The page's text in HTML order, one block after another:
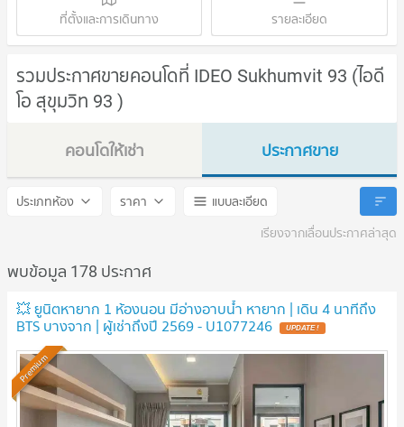
ที่ตั้งและการเดินทาง รายละเอียด
รวมประกาศขายคอนโดที่ IDEO Sukhumvit 93 (ไอดี
โอ สุขุมวิท 93 )
คอนโดให้เช่า
IDEO Sukhumvit 93
ประกาศขาย
IDEO Sukhumvit 93
ประเภทห้อง ราคา
แบบละเอียด
เรียงจากเลื่อนประกาศล่าสุด
พบข้อมูล 178 ประกาศ
💥 ยูนิตหายาก 1 ห้องนอน มีอ่างอาบน้ำ หายาก | เดิน 4 นาทีถึง
BTS บางจาก | ผู้เช่าถึงปี 2569 - U1077246
Premium